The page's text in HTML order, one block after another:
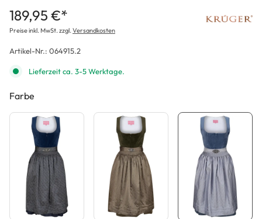
189,95 €*
Preise inkl. MwSt. zzgl.Versandkosten
Artikel-Nr.: 064915.2
Lieferzeit ca. 3-5 Werktage.
Farbe